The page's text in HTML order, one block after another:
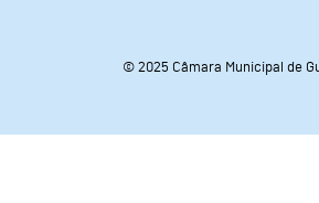
© 2025 Câmara Municipal de